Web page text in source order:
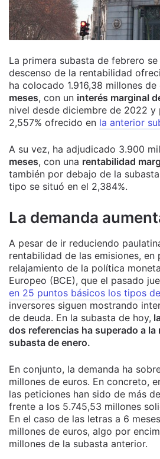
La primera subasta de febrero
descenso de la rentabilidad
ha colocado 1.916,38 millones
meses, con un interés marginal
nivel desde diciembre de 2022 y
2,557% ofrecido en la anterior
A su vez, ha adjudicado 3.900
meses, con una rentabilidad
también por debajo de la
tipo se situó en el 2,384%.
La demanda
A pesar de ir reduciendo
rentabilidad de las emisiones, en
relajamiento de la política
Europeo (BCE), que el pasado
en 25 puntos básicos los tipos
inversores siguen mostrando
de deuda. En la subasta de hoy,
dos referencias ha superado a la
subasta de enero.
En conjunto, la demanda ha
millones de euros. En concreto,
las peticiones han sido de más
frente a los 5.745,53 millones
En el caso de las letras a 6
millones de euros, algo por
millones de la subasta anterior.